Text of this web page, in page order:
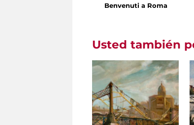
Benvenuti a Roma
Usted también